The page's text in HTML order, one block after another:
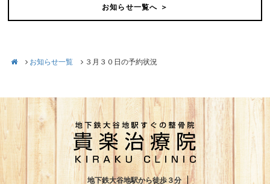
お知らせ一覧へ ＞
お知らせ一覧 ３月３０日の予約状況
地下鉄大谷地駅から徒歩３分